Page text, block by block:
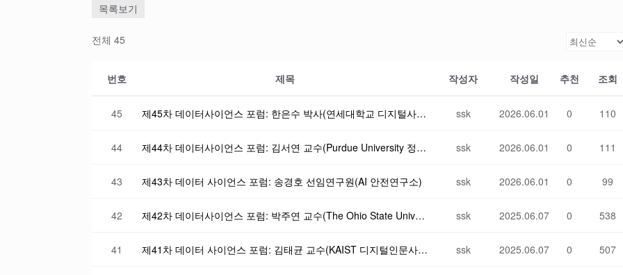
목록보기
전체 45
번호 제목 작성자 작성일 추천 조회
45 제45차 데이터사이언스 포럼: 한은수 박사(연세대학교 디지털사회과학센터) ssk 2026.06.01 0 110
44 제44차 데이터사이언스 포럼: 김서연 교수(Purdue University 정치학과) ssk 2026.06.01 0 111
43 제43차 데이터 사이언스 포럼: 송경호 선임연구원(AI 안전연구소) ssk 2026.06.01 0 99
42 제42차 데이터사이언스 포럼: 박주연 교수(The Ohio State University) ssk 2025.06.07 0 538
41 제41차 데이터 사이언스 포럼: 김태균 교수(KAIST 디지털인문사회과학부) ssk 2025.06.07 0 507